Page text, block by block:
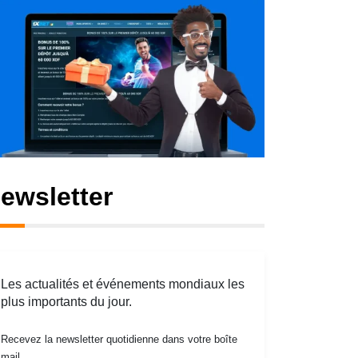
Les actualités et événements mondiaux les
plus importants du jour.
Recevez la newsletter quotidienne dans votre boîte